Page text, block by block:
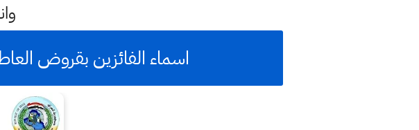
اسماء الفائزين بقروض العاطلين عن